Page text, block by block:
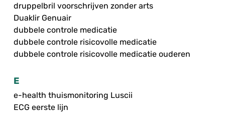
druppelbril voorschrijven zonder arts
Duaklir Genuair
dubbele controle medicatie
dubbele controle risicovolle medicatie
dubbele controle risicovolle medicatie ouderen
E
e-health thuismonitoring Luscii
ECG eerste lijn